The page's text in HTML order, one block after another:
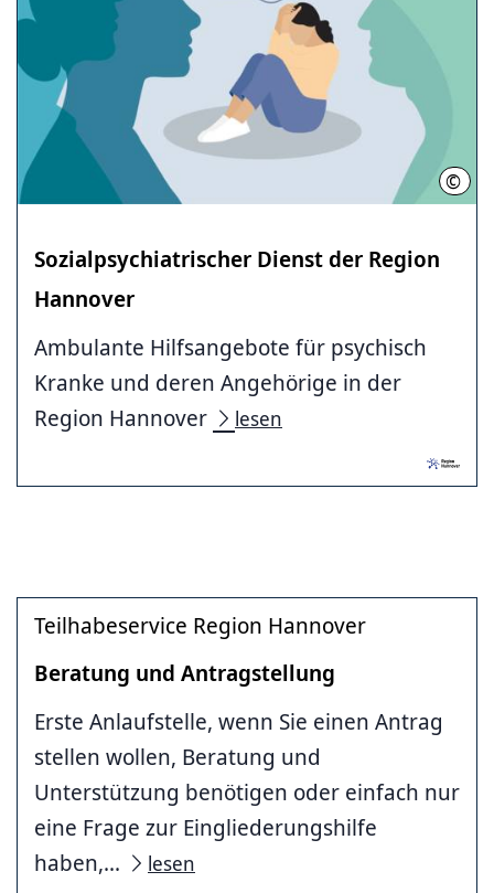
© RH
Sozialpsychiatrischer Dienst der Region
Hannover
Ambulante Hilfsangebote für psychisch
Kranke und deren Angehörige in der
Region Hannover
lesen
Teilhabeservice Region Hannover
Beratung und Antragstellung
Erste Anlaufstelle, wenn Sie einen Antrag
stellen wollen, Beratung und
Unterstützung benötigen oder einfach nur
eine Frage zur Eingliederungshilfe
haben,...
lesen